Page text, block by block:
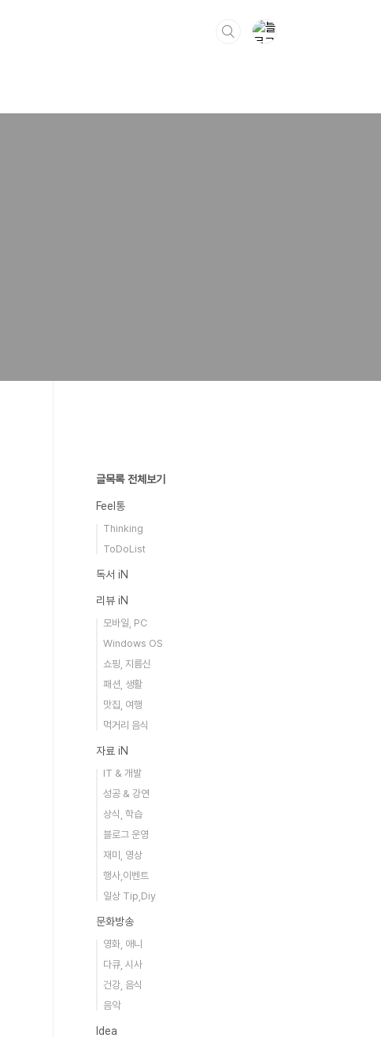
글목록 전체보기
Feel통
Thinking
ToDoList
독서 iN
리뷰 iN
모바일, PC
Windows OS
쇼핑, 지름신
패션, 생활
맛집, 여행
먹거리 음식
자료 iN
IT & 개발
성공 & 강연
상식, 학습
블로그 운영
재미, 영상
행사,이벤트
일상 Tip,Diy
문화방송
영화, 애니
다큐, 시사
건강, 음식
음악
Idea